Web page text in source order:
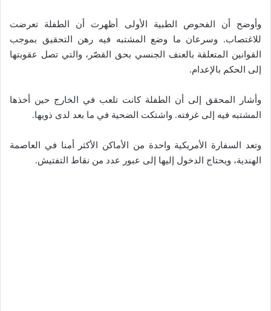
وأوضح أن الفحوص الطبية الأولى أظهرت أن الطفلة تعرضت
للاغتصاب. وسرعان ما وضع المشتبه فيه رهن التحقيق بموجب
القوانين المتعلقة بالعنف الجنسي بحق القصّر، والتي تصل عقوبتها
إلى الحكم بالإعدام.
وأشار المحقق إلى أن الطفلة كانت تلعب في الخارج حين أخذها
المشتبه فيه إلى غرفته. واشتكت الضحية في ما بعد لدى ذويها.
وتعد السفارة الأمريكية واحدة من الأماكن الأكثر أمنا في العاصمة
الهندية، ويحتاج الدخول إليها إلى عبور عدد من نقاط التفتيش.